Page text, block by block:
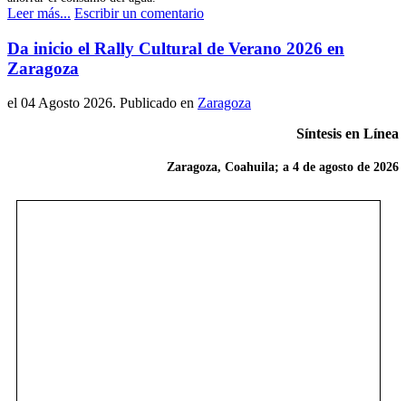
Leer más... Escribir un comentario
Da inicio el Rally Cultural de Verano 2026 en
Zaragoza
el 04 Agosto 2026. Publicado en Zaragoza
Síntesis en Línea
Zaragoza, Coahuila; a 4 de agosto de 2026